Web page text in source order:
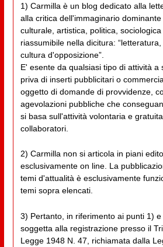
1) Carmilla è un blog dedicato alla
alla critica dell'immaginario
culturale, artistica, politica, sociologica
riassumibile nella dicitura:
cultura d'opposizione”.
E' esente da qualsiasi tipo di attività a
priva di inserti pubblicitari o
oggetto di domande di provvidenze,
agevolazioni pubbliche che
si basa sull'attività volontaria e
collaboratori.
2) Carmilla non si articola in piani
esclusivamente on line. La
temi d'attualità è esclusivamente
temi sopra elencati.
3) Pertanto, in riferimento ai punti 1)
soggetta alla registrazione presso il
Legge 1948 N. 47, richiamata dalla